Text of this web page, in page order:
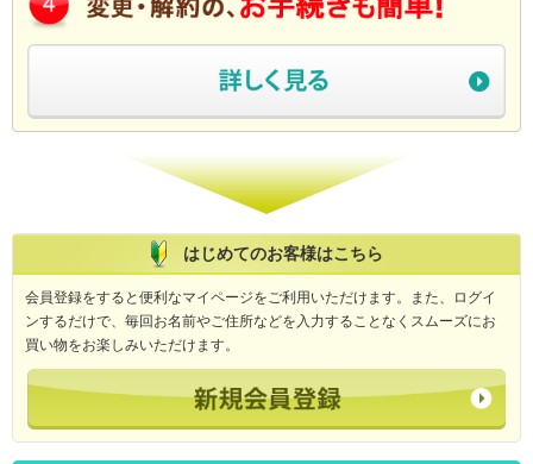
はじめてのお客様はこちら
会員登録をすると便利なマイページをご利用いただけます。また、ログイ
ンするだけで、毎回お名前やご住所などを入力することなくスムーズにお
買い物をお楽しみいただけます。